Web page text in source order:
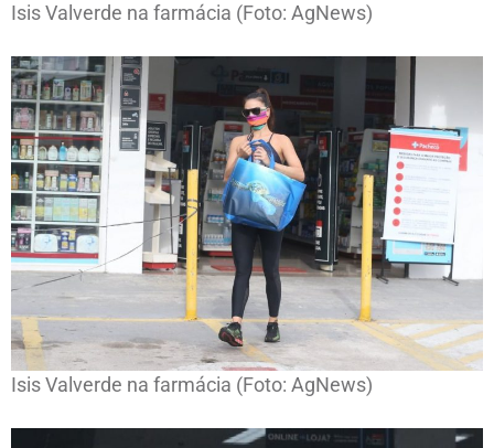
Isis Valverde na farmácia (Foto: AgNews)
Isis Valverde na farmácia (Foto: AgNews)